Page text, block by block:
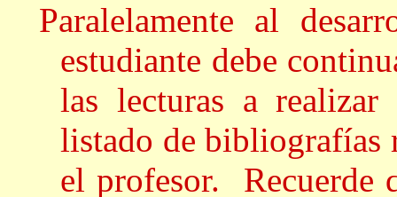
Paralelamente al
estudiante debe
las lecturas a
listado de bibliografías
el profesor. Recuerde